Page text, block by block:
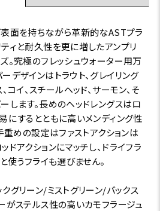
面を持ちながら革新的なASTプラ
ィと耐久性を更に増したアンプリ
。究極のフレッシュウォーター用万
デザインはトラウト、グレイリング
コイ、スチールヘッド、サーモン、そ
します。長めのヘッドレングスはロ
にするとともに高いメンディング性
めの設定はファストアクションは
ドアクションにマッチし、ドライフラ
使うフライも選びません。
グリーン/ミストグリーン/バックス
がステルス性の高いカモフラージュ